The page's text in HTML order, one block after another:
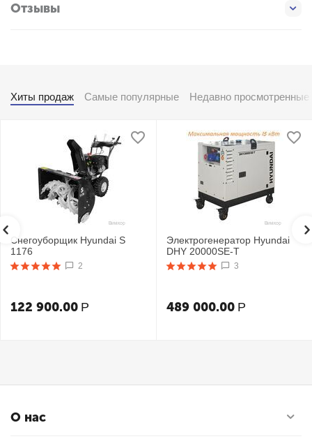
Отзывы
Хиты продаж Самые популярные Недавно просмотренные
Снегоуборщик Hyundai S
1176
2
122 900.00 Р
Электрогенератор Hyundai
DHY 20000SE-T
3
489 000.00 Р
О нас